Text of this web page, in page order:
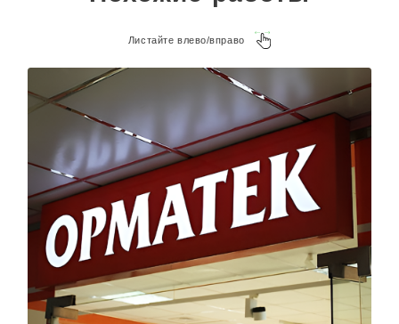
Листайте влево/вправо